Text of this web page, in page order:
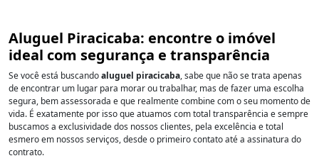
Aluguel Piracicaba: encontre o imóvel
ideal com segurança e transparência
Se você está buscandoaluguel piracicaba, sabe que não se trata apenas
de encontrar um lugar para morar ou trabalhar, mas de fazer uma escolha
segura, bem assessorada e que realmente combine com o seu momento de
vida. É exatamente por isso que atuamos com total transparência e sempre
buscamos a exclusividade dos nossos clientes, pela excelência e total
esmero em nossos serviços, desde o primeiro contato até a assinatura do
contrato.